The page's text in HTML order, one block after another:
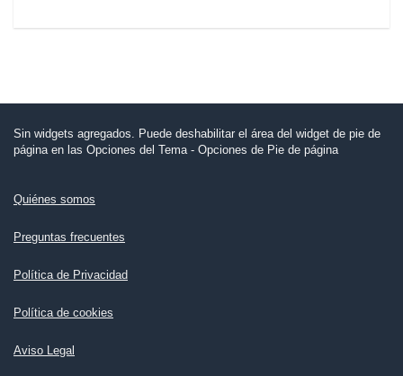
Sin widgets agregados. Puede deshabilitar el área del widget de pie de
página en las Opciones del Tema - Opciones de Pie de página
Quiénes somos
Preguntas frecuentes
Política de Privacidad
Política de cookies
Aviso Legal